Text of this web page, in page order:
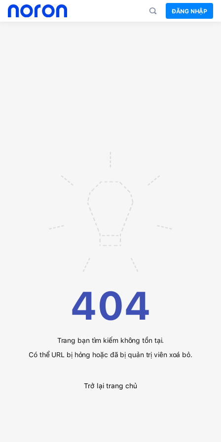
ĐĂNG NHẬP
404
Trang bạn tìm kiếm không tồn tại.
Có thể URL bị hỏng hoặc đã bị quản trị viên xoá bỏ.
Trở lại trang chủ